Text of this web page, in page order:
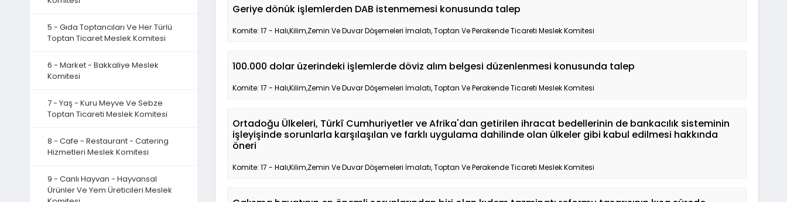
5 - Gıda Toptancıları Ve Her Türlü
Toptan Ticaret Meslek Komitesi
6 - Market - Bakkaliye Meslek
Komitesi
7 - Yaş - Kuru Meyve Ve Sebze
Toptan Ticareti Meslek Komitesi
8 - Cafe - Restaurant - Catering
Hizmetleri Meslek Komitesi
9 - Canlı Hayvan - Hayvansal
Ürünler Ve Yem Üreticileri Meslek
Geriye dönük işlemlerden DAB istenmemesi konusunda talep
Komite: 17 - Halı,Kilim,Zemin Ve Duvar Döşemeleri İmalatı, Toptan Ve Perakende Ticareti Meslek Komitesi
100.000 dolar üzerindeki işlemlerde döviz alım belgesi düzenlenmesi konusunda talep
Komite: 17 - Halı,Kilim,Zemin Ve Duvar Döşemeleri İmalatı, Toptan Ve Perakende Ticareti Meslek Komitesi
Ortadoğu Ülkeleri, Türkî Cumhuriyetler ve Afrika'dan getirilen ihracat bedellerinin de bankacılık sisteminin
işleyişinde sorunlarla karşılaşılan ve farklı uygulama dahilinde olan ülkeler gibi kabul edilmesi hakkında
öneri
Komite: 17 - Halı,Kilim,Zemin Ve Duvar Döşemeleri İmalatı, Toptan Ve Perakende Ticareti Meslek Komitesi